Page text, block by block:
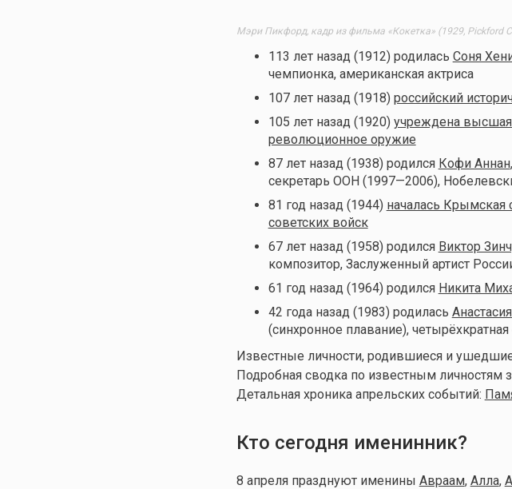
Мэри Пикфорд, кадр из фильма «Кокетка» (1929, Pickford
113 лет назад (1912) родилась Соня
чемпионка, американская актриса
107 лет назад (1918) российский
105 лет назад (1920) учреждена высшая
революционное оружие
87 лет назад (1938) родился Кофи Аннан
секретарь ООН (1997—2006),
81 год назад (1944) началась Крымская
советских войск
67 лет назад (1958) родился Виктор
композитор, Заслуженный артист
61 год назад (1964) родился Никита
42 года назад (1983) родилась
(синхронное плавание),
Известные личности, родившиеся и
Подробная сводка по известным личностям
Детальная хроника апрельских событий:
Кто сегодня именинник?
8 апреля празднуют именины Авраам, Алла,